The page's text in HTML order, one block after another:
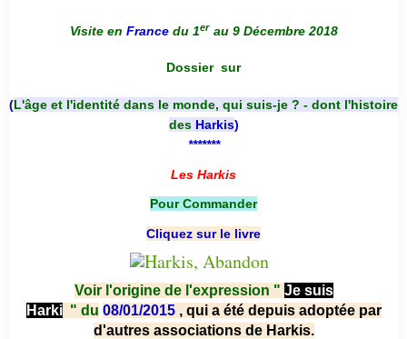
Visite en France du 1er au 9 Décembre 2018
Dossier sur
(L'âge et l'identité dans le monde, qui suis-je ? - dont l'histoire
des Harkis)
*******
Les Harkis
Pour Commander
Cliquez sur le livre
Voir l'origine de l'expression " Je suis
Harki " du 08/01/2015 , qui a été depuis adoptée par
d'autres associations de Harkis.